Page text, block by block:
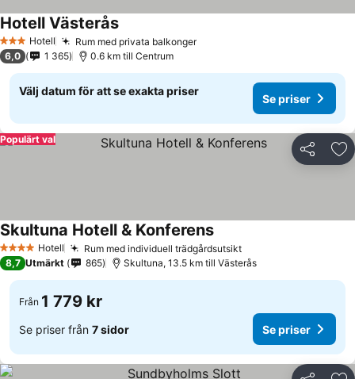
3 StjärnorHotell Rum med privata balkonger
Hotell Västerås
6,0 1 365 0.6 km till Centrum
Välj datum för att se exakta priser
Se priser
Dela
Populärt val
4 StjärnorHotell Rum med individuell trädgårdsutsikt
Skultuna Hotell & Konferens
8,7 Utmärkt 865 Skultuna, 13.5 km till Västerås
Från 1 779 kr
Se priser från 7 sidor Se priser